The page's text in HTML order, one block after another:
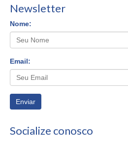
Newsletter
Nome:
Email:
Enviar
Socialize conosco